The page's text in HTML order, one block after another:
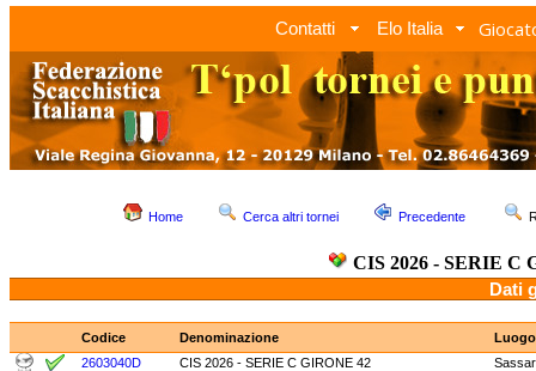
Contatti Elo Italia
Home Cerca altri tornei Precedente
CIS 2026 - SERIE C
Dati
Codice Denominazione
Luogo
2603040D
CIS 2026 - SERIE C GIRONE 42